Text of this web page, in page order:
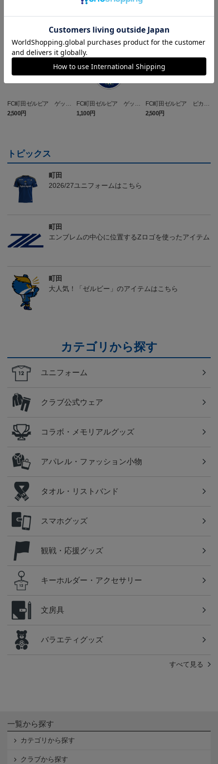
FC町田ゼルビア ゲッコ
ウガ タオルマフラー
2,500円
NEW
FC町田ゼルビア ゲッコ
ウガ キーホルダー
1,100円
NEW
FC町田ゼルビア ピカチ
ュウ タオルマフラー
2,500円
トピックス
町田
2026/27ユニフォームはこちら
町田
エンブレムの中心に位置するZロゴを使ったアイテム
町田
大人気！「ゼルビー」のアイテムはこちら
カテゴリから探す
ユニフォーム
クラブ公式ウェア
コラボ・メモリアルグッズ
アパレル・ファッション小物
タオル・リストバンド
スマホグッズ
観戦・応援グッズ
キーホルダー・アクセサリー
文房具
バラエティグッズ
すべて見る
一覧から探す
カテゴリから探す
クラブから探す